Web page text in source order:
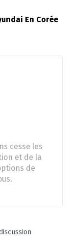
En Corée
cesse les
et de la
de